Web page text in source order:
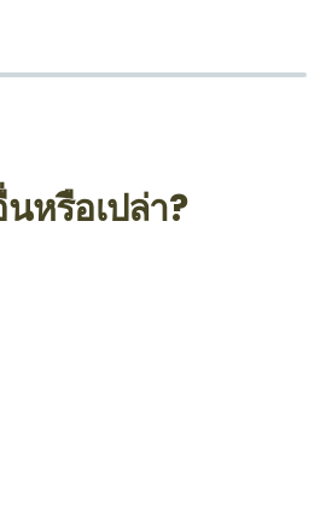
หรือเปล่า?